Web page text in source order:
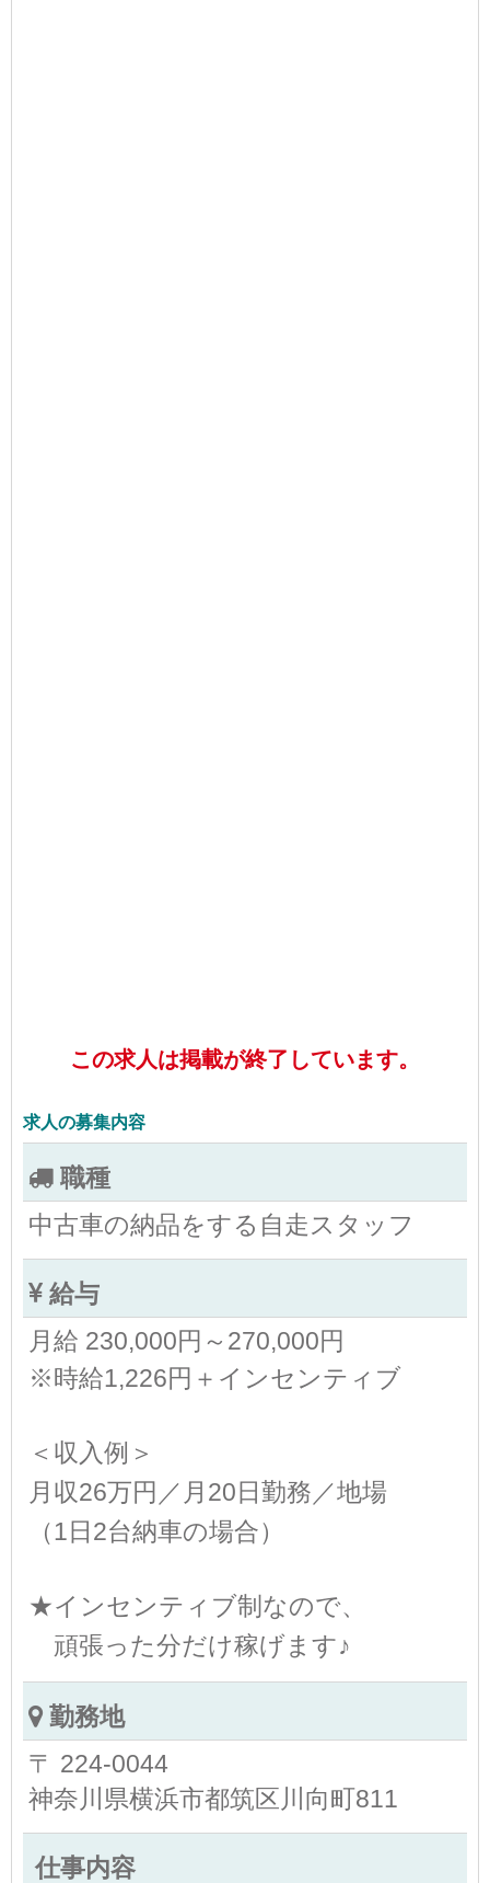
この求人は掲載が終了しています。
求人の募集内容
職種
中古車の納品をする自走スタッフ
給与
月給 230,000円～270,000円
※時給1,226円＋インセンティブ
＜収入例＞
月収26万円／月20日勤務／地場
（1日2台納車の場合）
★インセンティブ制なので、
頑張った分だけ稼げます♪
勤務地
〒 224-0044
神奈川県横浜市都筑区川向町811
仕事内容